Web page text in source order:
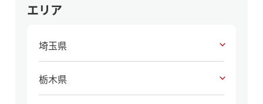
エリア
埼玉県
栃木県